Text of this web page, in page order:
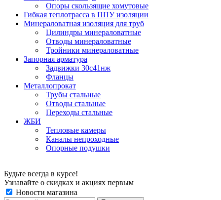
Опоры скользящие хомутовые
Гибкая теплотрасса в ППУ изоляции
Минераловатная изоляция для труб
Цилиндры минераловатные
Отводы минераловатные
Тройники минераловатные
Запорная арматура
Задвижки 30с41нж
Фланцы
Металлопрокат
Трубы стальные
Отводы стальные
Переходы стальные
ЖБИ
Тепловые камеры
Каналы непроходные
Опорные подушки
Будьте всегда в курсе!
Узнавайте о скидках и акциях первым
Новости магазина